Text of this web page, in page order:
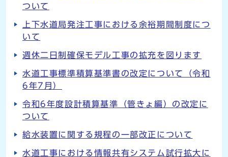
ついて
上下水道局発注工事における余裕期間制度につ
いて
週休二日制確保モデル工事の拡充を図ります
水道工事標準積算基準書の改定について（令和
6年7月）
令和6年度設計積算基準（管きょ編）の改定に
ついて
給水装置に関する規程の一部改正について
水道工事における情報共有システム試行拡大に